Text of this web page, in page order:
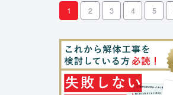
1 2 3 4 5